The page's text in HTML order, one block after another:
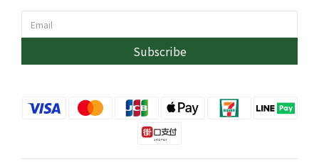
Subscribe